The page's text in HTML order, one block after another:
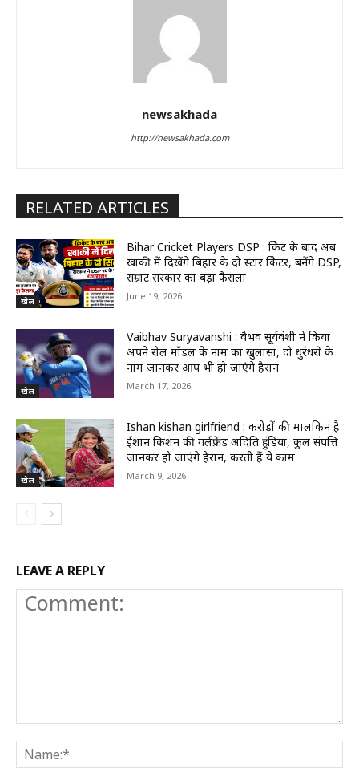
newsakhada
http://newsakhada.com
RELATED ARTICLES
खेल
Bihar Cricket Players DSP : क्रिकेट के बाद अब
खाकी में दिखेंगे बिहार के दो स्टार क्रिकेटर, बनेंगे DSP,
सम्राट सरकार का बड़ा फैसला
June 19, 2026
खेल
Vaibhav Suryavanshi : वैभव सूर्यवंशी ने किया
अपने रोल मॉडल के नाम का खुलासा, दो धुरंधरों के
नाम जानकर आप भी हो जाएंगे हैरान
March 17, 2026
खेल
Ishan kishan girlfriend : करोड़ों की मालकिन है
ईशान किशन की गर्लफ्रेंड अदिति हुंडिया, कुल संपत्ति
जानकर हो जाएंगे हैरान, करती हैं ये काम
March 9, 2026
LEAVE A REPLY
Comment: